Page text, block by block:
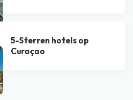
5-Sterren hotels op
Curaçao